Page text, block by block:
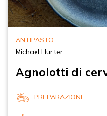
ANTIPASTO
Michael Hunter
Agnolotti di
PREPARAZIONE